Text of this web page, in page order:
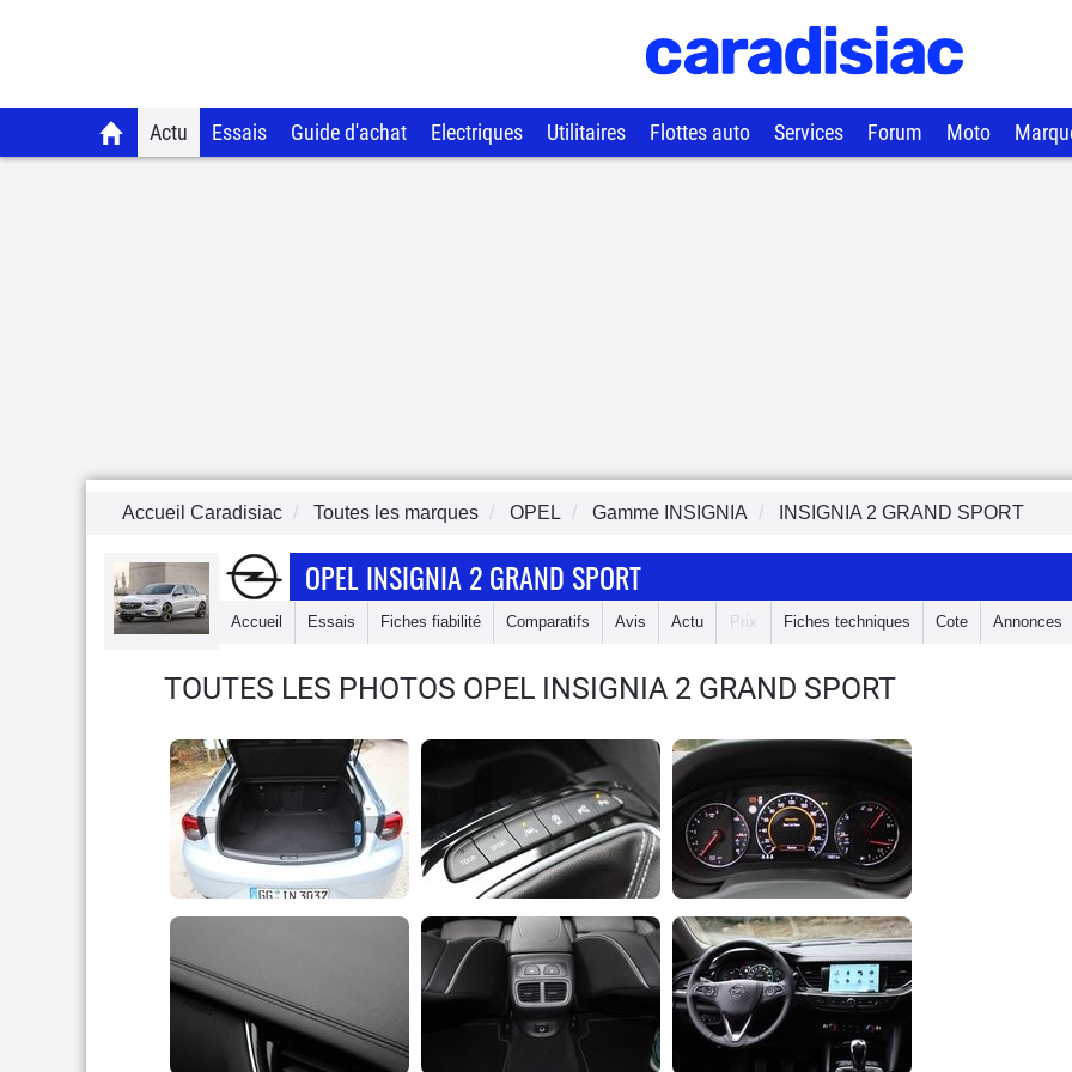
Actu Essais Guide d'achat Electriques Utilitaires Flottes auto Services Forum Moto
Accueil Caradisiac Toutes les marques OPEL Gamme INSIGNIA INSIGNIA 2 GRAND SPORT
OPEL INSIGNIA 2 GRAND SPORT
Accueil Essais Fiches fiabilité Comparatifs Avis Actu Prix Fiches techniques Cote Annonces
TOUTES LES PHOTOS OPEL INSIGNIA 2 GRAND SPORT